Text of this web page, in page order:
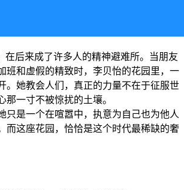
在后来成了许多人的精神避难所。当朋友
班和虚假的精致时，李贝怡的花园里，一
。她教会人们，真正的力量不在于征服世
那一寸不被惊扰的土壤。
只是一个在喧嚣中，执意为自己也为他人
而这座花园，恰恰是这个时代最稀缺的奢